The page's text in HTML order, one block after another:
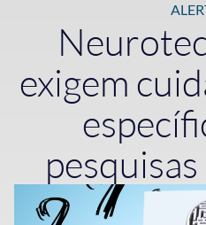
exigem